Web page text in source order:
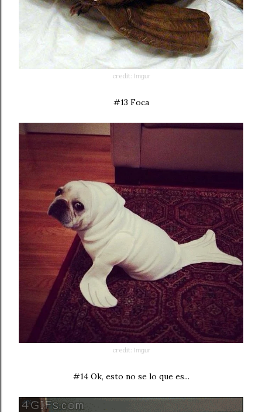
credit: Imgur
#13 Foca
credit: Imgur
#14 Ok, esto no se lo que es...